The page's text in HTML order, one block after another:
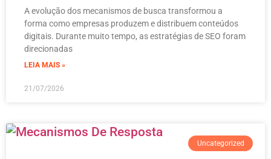
A evolução dos mecanismos de busca transformou a
forma como empresas produzem e distribuem conteúdos
digitais. Durante muito tempo, as estratégias de SEO foram
direcionadas
LEIA MAIS »
21/07/2026
Uncategorized